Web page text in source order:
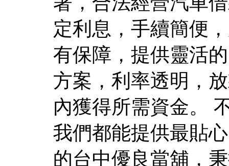
定利息，手續簡便
有保障，提供靈活
方案，利率透明，
內獲得所需資金。
我們都能提供最貼
的台中優良當舖，